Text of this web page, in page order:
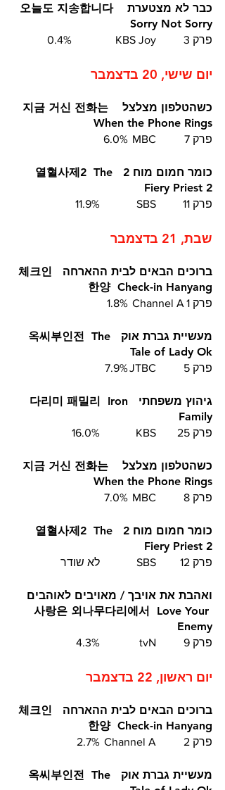
כבר לא מצטערת  오늘도 지송합니다
Sorry Not Sorry
פרק 3	KBS Joy		0.4%
יום שישי, 20 בדצמבר
כשהטלפון מצלצל  지금 거신 전화는
When the Phone Rings
פרק 7	MBC	6.0%
כומר חמום מוח 2  열혈사제2  The
Fiery Priest 2
פרק 11	SBS		11.9%
שבת, 21 בדצמבר
ברוכים הבאים לבית ההארחה  체크인
한양  Check-in Hanyang
פרק 1	Channel A 	1.8%
מעשיית גברת אוק  옥씨부인전  The
Tale of Lady Ok
פרק 5	JTBC 7.9%
גיהוץ משפחתי  다리미 패밀리  Iron
Family
פרק 25	KBS		16.0%
כשהטלפון מצלצל  지금 거신 전화는
When the Phone Rings
פרק 8	MBC	7.0%
כומר חמום מוח 2  열혈사제2  The
Fiery Priest 2
פרק 12	SBS		לא שודר
ואהבת את אויבך / מאויבים לאוהבים
사랑은 외나무다리에서  Love Your
Enemy
פרק 9	tvN		4.3%
יום ראשון, 22 בדצמבר
ברוכים הבאים לבית ההארחה  체크인
한양  Check-in Hanyang
פרק 2	Channel A 	2.7%
מעשיית גברת אוק  옥씨부인전  The